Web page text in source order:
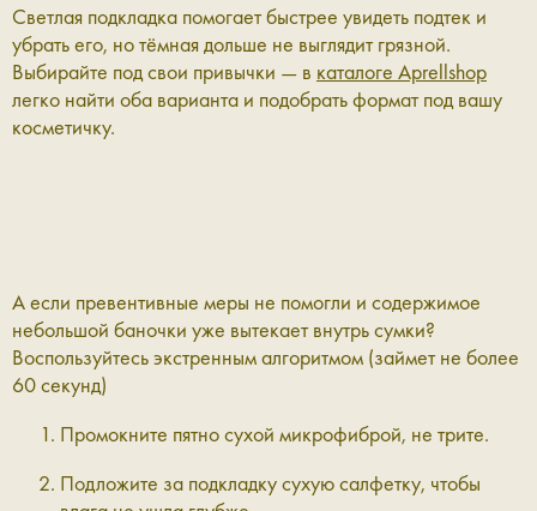
Светлая подкладка помогает быстрее увидеть подтек и
убрать его, но тёмная дольше не выглядит грязной.
Выбирайте под свои привычки — в каталоге Aprellshop
легко найти оба варианта и подобрать формат под вашу
косметичку.
А если превентивные меры не помогли и содержимое
небольшой баночки уже вытекает внутрь сумки?
Воспользуйтесь экстренным алгоритмом (займет не более
60 секунд)
Промокните пятно сухой микрофиброй, не трите.
Подложите за подкладку сухую салфетку, чтобы